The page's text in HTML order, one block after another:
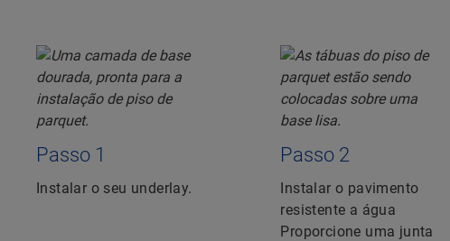
Passo 1
Instalar o seu underlay.
Passo 2
Instalar o pavimento
resistente a água
Proporcione uma junta